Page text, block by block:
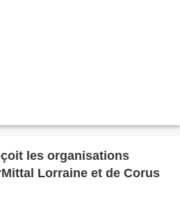
les organisations
Lorraine et de Corus